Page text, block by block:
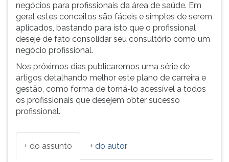
negócios para profissionais da área de saúde. Em
geral estes conceitos são fáceis e simples de serem
aplicados, bastando para isto que o profissional
deseje de fato consolidar seu consultório como um
negócio profissional.
Nos próximos dias publicaremos uma série de
artigos detalhando melhor este plano de carreira e
gestão, como forma de torná-lo acessível a todos
os profissionais que desejem obter sucesso
profissional.
+ do assunto + do autor